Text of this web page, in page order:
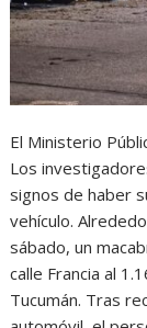
El Ministerio
Los
signos de haber
vehículo.
sábado, un
calle Francia al
Tucumán. Tras